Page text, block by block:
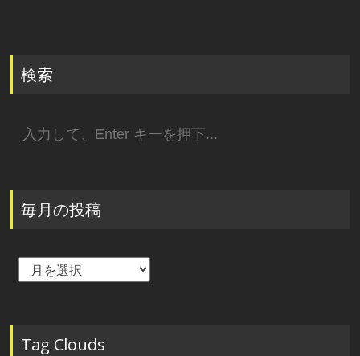
検索
索:
毎月の投稿
毎
稿
Tag Clouds